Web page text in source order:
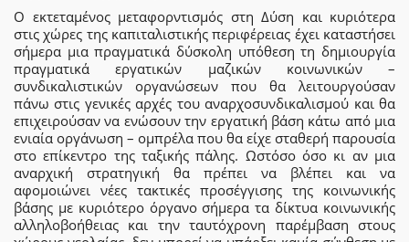
Ο εκτεταμένος μεταφορντισμός στη Δύση και κυριότερα
στις χώρες της καπιταλιστικής περιφέρειας έχει καταστήσει
σήμερα μια πραγματικά δύσκολη υπόθεση τη δημιουργία
πραγματικά εργατικών μαζικών κοινωνικών –
συνδικαλιστικών οργανώσεων που θα λειτουργούσαν
πάνω στις γενικές αρχές του αναρχοσυνδικαλισμού και θα
επιχειρούσαν να ενώσουν την εργατική βάση κάτω από μια
ενιαία οργάνωση – ομπρέλα που θα είχε σταθερή παρουσία
στο επίκεντρο της ταξικής πάλης. Ωστόσο όσο κι αν μια
αναρχική στρατηγική θα πρέπει να βλέπει και να
αφομοιώνει νέες τακτικές προσέγγισης της κοινωνικής
βάσης με κυριότερο όργανο σήμερα τα δίκτυα κοινωνικής
αλληλοβοήθειας και την ταυτόχρονη παρέμβαση στους